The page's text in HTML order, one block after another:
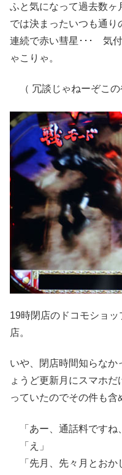
ふと気になって過去数ヶ
では決まったいつも通り
連続で赤い彗星･･･ 気
ゃこりゃ。
（ 冗談じゃねーぞこの
19時閉店のドコモショ
店。
いや、閉店時間知らなか
ょうど更新月にスマホ
っていたのでその件も含
「あー、通話料ですね
「え」
「先月、先々月とおか